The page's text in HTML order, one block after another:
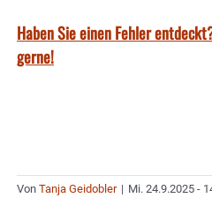
Haben Sie einen Fehler
gerne!
Von Tanja Geidobler | Mi. 24.9.2025 -